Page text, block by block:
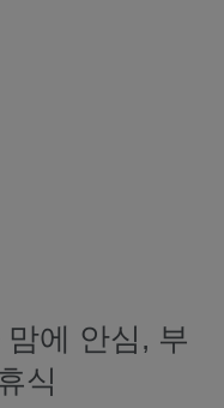
에 안심, 부
식